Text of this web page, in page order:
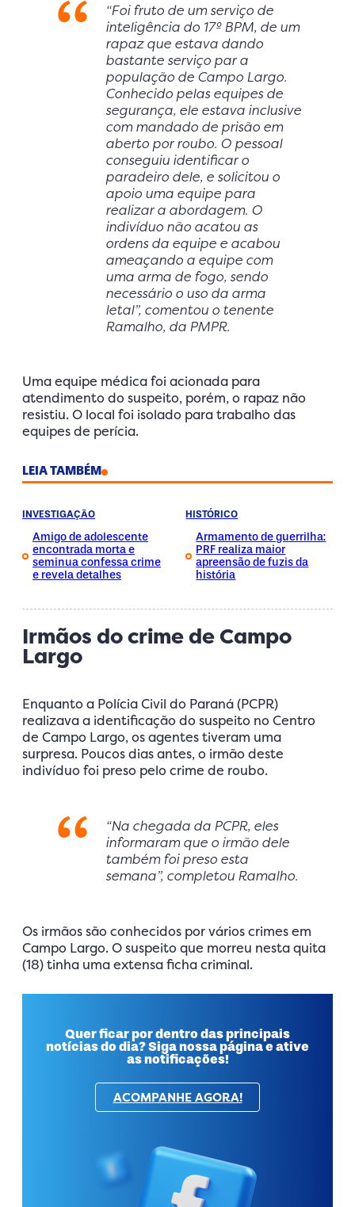
“Foi fruto de um serviço de
inteligência do 17º BPM, de um
rapaz que estava dando
bastante serviço par a
população de Campo Largo.
Conhecido pelas equipes de
segurança, ele estava inclusive
com mandado de prisão em
aberto por roubo. O pessoal
conseguiu identificar o
paradeiro dele, e solicitou o
apoio uma equipe para
realizar a abordagem. O
indivíduo não acatou as
ordens da equipe e acabou
ameaçando a equipe com
uma arma de fogo, sendo
necessário o uso da arma
letal”, comentou o tenente
Ramalho, da PMPR.
Uma equipe médica foi acionada para
atendimento do suspeito, porém, o rapaz não
resistiu. O local foi isolado para trabalho das
equipes de perícia.
LEIA TAMBÉM
INVESTIGAÇÃO
Amigo de adolescente
encontrada morta e
seminua confessa crime
e revela detalhes
HISTÓRICO
Armamento de guerrilha:
PRF realiza maior
apreensão de fuzis da
história
Irmãos do crime de Campo
Largo
Enquanto a Polícia Civil do Paraná (PCPR)
realizava a identificação do suspeito no Centro
de Campo Largo, os agentes tiveram uma
surpresa. Poucos dias antes, o irmão deste
indivíduo foi preso pelo crime de roubo.
“Na chegada da PCPR, eles
informaram que o irmão dele
também foi preso esta
semana”, completou Ramalho.
Os irmãos são conhecidos por vários crimes em
Campo Largo. O suspeito que morreu nesta quita
(18) tinha uma extensa ficha criminal.
Quer ficar por dentro das principais
notícias do dia? Siga nossa página e ative
as notificações!
ACOMPANHE AGORA!